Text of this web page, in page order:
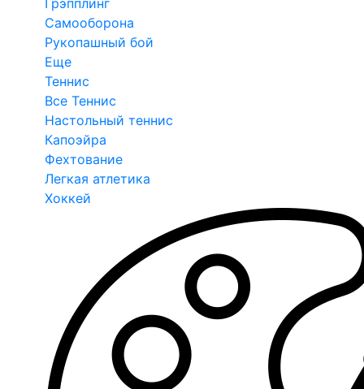
Грэпплинг
Самооборона
Рукопашный бой
Еще
Теннис
Все Теннис
Настольный теннис
Капоэйра
Фехтование
Легкая атлетика
Хоккей